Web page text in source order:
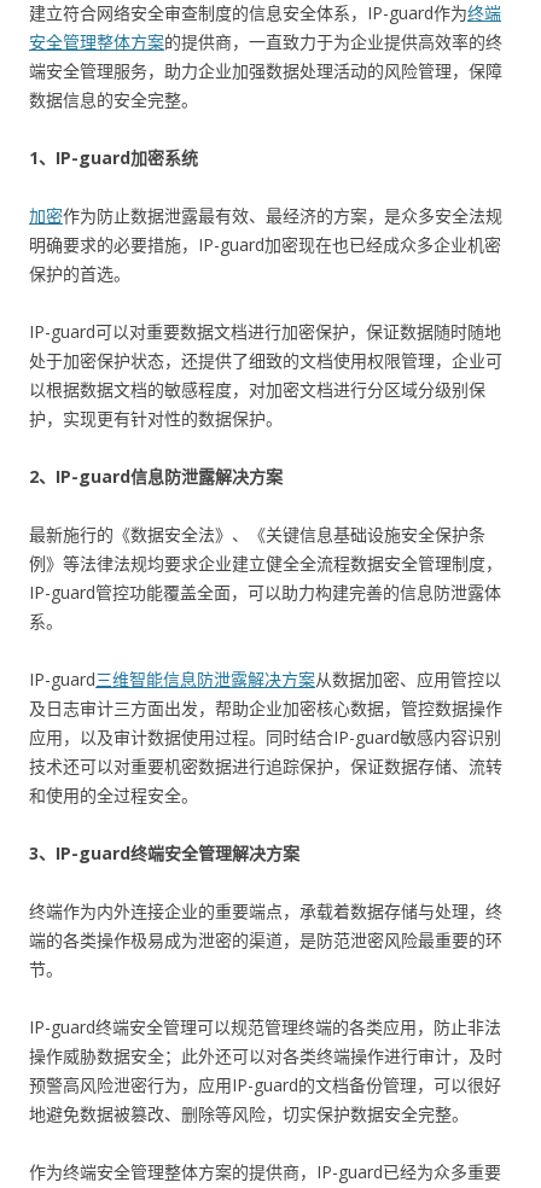
建立符合网络安全审查制度的信息安全体系，IP-guard作为终端
安全管理整体方案的提供商，一直致力于为企业提供高效率的终
端安全管理服务，助力企业加强数据处理活动的风险管理，保障
数据信息的安全完整。
1、IP-guard加密系统
加密作为防止数据泄露最有效、最经济的方案，是众多安全法规
明确要求的必要措施，IP-guard加密现在也已经成众多企业机密
保护的首选。
IP-guard可以对重要数据文档进行加密保护，保证数据随时随地
处于加密保护状态，还提供了细致的文档使用权限管理，企业可
以根据数据文档的敏感程度，对加密文档进行分区域分级别保
护，实现更有针对性的数据保护。
2、IP-guard信息防泄露解决方案
最新施行的《数据安全法》、《关键信息基础设施安全保护条
例》等法律法规均要求企业建立健全全流程数据安全管理制度，
IP-guard管控功能覆盖全面，可以助力构建完善的信息防泄露体
系。
IP-guard三维智能信息防泄露解决方案从数据加密、应用管控以
及日志审计三方面出发，帮助企业加密核心数据，管控数据操作
应用，以及审计数据使用过程。同时结合IP-guard敏感内容识别
技术还可以对重要机密数据进行追踪保护，保证数据存储、流转
和使用的全过程安全。
3、IP-guard终端安全管理解决方案
终端作为内外连接企业的重要端点，承载着数据存储与处理，终
端的各类操作极易成为泄密的渠道，是防范泄密风险最重要的环
节。
IP-guard终端安全管理可以规范管理终端的各类应用，防止非法
操作威胁数据安全；此外还可以对各类终端操作进行审计，及时
预警高风险泄密行为，应用IP-guard的文档备份管理，可以很好
地避免数据被篡改、删除等风险，切实保护数据安全完整。
作为终端安全管理整体方案的提供商，IP-guard已经为众多重要